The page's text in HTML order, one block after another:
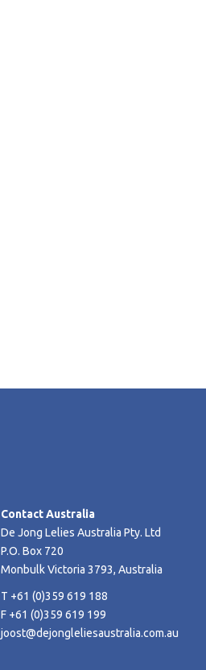
Contact Australia
De Jong Lelies Australia Pty. Ltd
P.O. Box 720
Monbulk Victoria 3793, Australia
T +61 (0)359 619 188
F +61 (0)359 619 199
joost@dejongleliesaustralia.com.au